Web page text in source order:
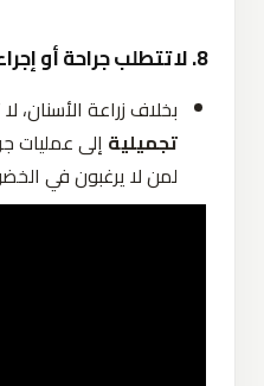
8. لا تتطلب جراحة أو إجراءات معقدة
بخلافزراعة الأسنان، لا
تجميلية إلىعمليات
لمن لا يرغبون في